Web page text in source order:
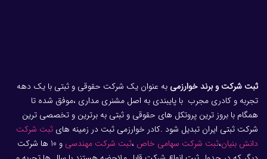
ثبت شرکت و برند خوارزمی به عنوان یک شرکت حقوقی و ثبتی با یک دهه
تجربه و کادری مجرب با پایبندی به اصل مشنری مداری ،موفق شده تا
همگام با بروز ترین پروتکل های حقوقی و ثبتی به برترین و تخصصی ترین
شرکت ثبتی ایران تبدیل شود .کادر خوارزمی ثبت در زمینه های ثبت شرکت
دانش بنیان،ثبت شرکت سهامی خاص ،ثبت شرکت مهندسی
و 10 ها شرکت